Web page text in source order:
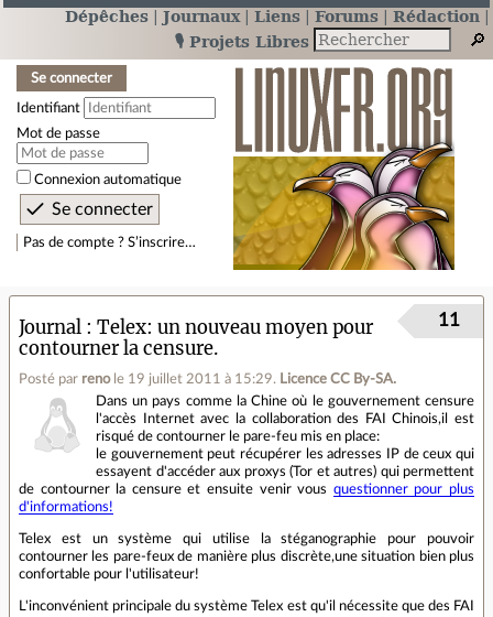
Dépêches Journaux Liens Forums
Rédaction
🎙️ Projets Libres
Se connecter
Identifiant
Mot de passe
Connexion automatique
Pas de compte ? S’inscrire…
Journal
Telex: un nouveau moyen pour
contourner la censure.
Posté par reno le 19 juillet 2011 à 15:29. Licence CC By‑SA.
11
Dans un pays comme la Chine où le gouvernement censure
l'accès Internet avec la collaboration des FAI Chinois,il est
risqué de contourner le pare-feu mis en place:
le gouvernement peut récupérer les adresses IP de ceux qui
essayent d'accéder aux proxys (Tor et autres) qui permettent
de contourner la censure et ensuite venir vous questionner pour plus
d'informations!
Telex est un système qui utilise la stéganographie pour pouvoir
contourner les pare-feux de manière plus discrète,une situation bien plus
confortable pour l'utilisateur!
L'inconvénient principale du système Telex est qu'il nécessite que des FAI